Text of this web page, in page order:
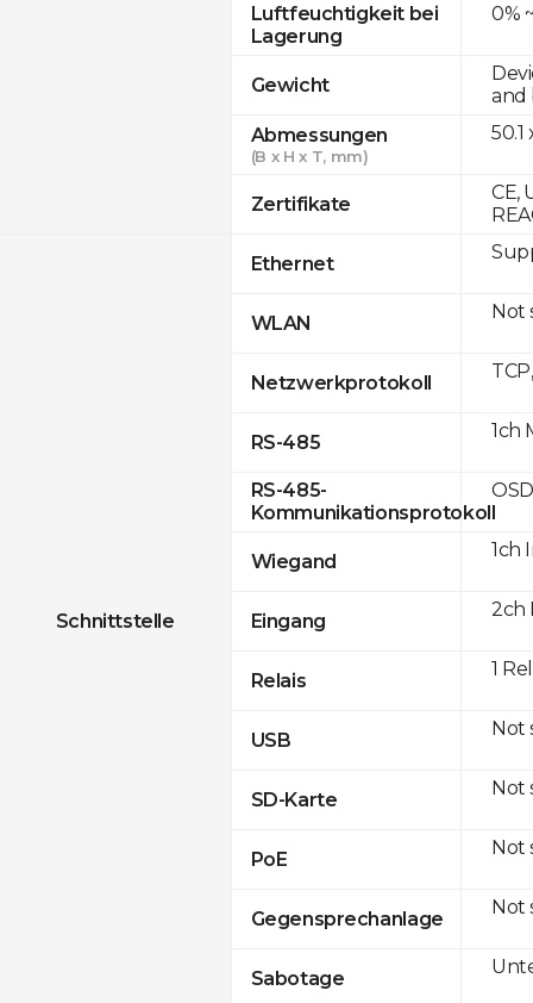
Luftfeuchtigkeit bei
Lagerung
Gewicht
Abmessungen
(B x H x T, mm)
Zertifikate
Schnittstelle
Ethernet
WLAN
Netzwerkprotokoll
RS-485
RS-485-
Kommunikationsprotokoll
Wiegand
Eingang
Relais
USB
SD-Karte
PoE
Gegensprechanlage
Sabotage
0%
and
50.1
CE,
Not
1ch
1ch
2ch
1
Not
Not
Not
Not